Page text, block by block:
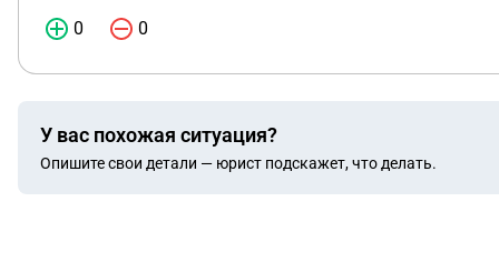
0 0
У вас похожая ситуация?
Опишите свои детали — юрист подскажет, что делать.